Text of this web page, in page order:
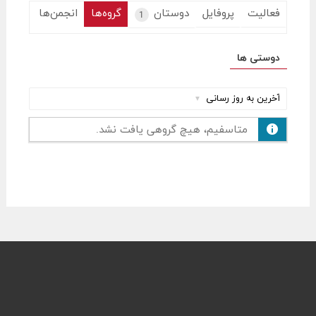
فعالیت پروفایل دوستان 1 گروه‌ها انجمن‌ها
دوستی ها
برحسب:
متاسفیم، هیچ گروهی یافت نشد.